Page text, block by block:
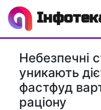
Небезпечні
уникають
фастфуд
раціону